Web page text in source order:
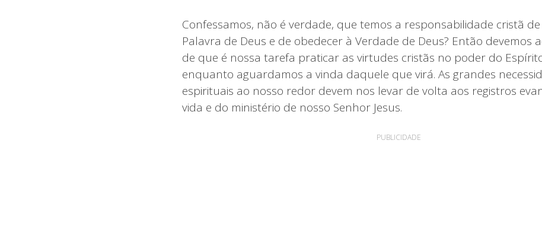
Confessamos, não é verdade, que temos a responsabilidade cristã
Palavra de Deus e de obedecer à Verdade de Deus? Então devemos
de que é nossa tarefa praticar as virtudes cristãs no poder do
enquanto aguardamos a vinda daquele que virá. As grandes
espirituais ao nosso redor devem nos levar de volta aos registros
vida e do ministério de nosso Senhor Jesus.
PUBLICIDADE